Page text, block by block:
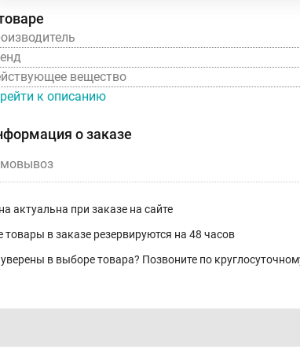
вещество
к описанию
о заказе
актуальна при заказе на сайте
товары в заказе резервируются на 48 часов
в выборе товара? Позвоните по